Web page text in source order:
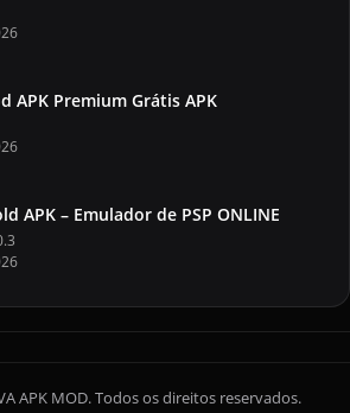
APK Premium Grátis APK
APK – Emulador de PSP ONLINE
APK MOD. Todos os direitos reservados.